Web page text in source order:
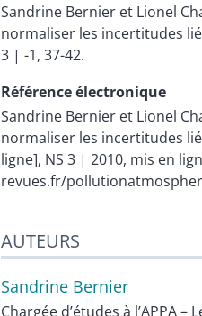
Sandrine Bernier et Lionel
normaliser les incertitudes
3 | -1, 37-42.
Référence électronique
Sandrine Bernier et Lionel
normaliser les incertitudes
ligne], NS 3 | 2010, mis en
revues.fr/
AUTEURS
Sandrine Bernier
Chargée d’études à l’APPA –